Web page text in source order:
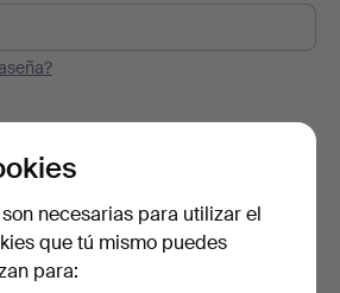
a través de Facebook
necesarias para utilizar el
que tú mismo puedes
para: